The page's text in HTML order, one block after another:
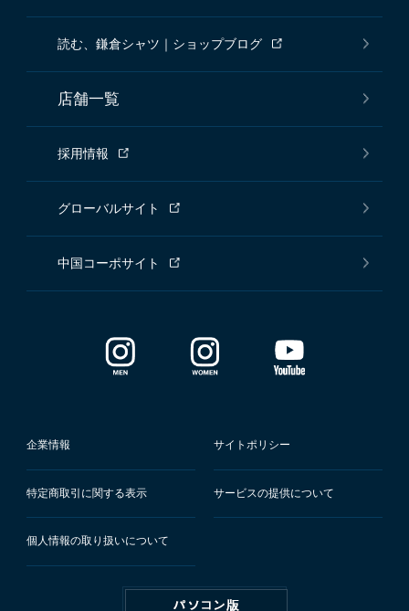
読む、鎌倉シャツ｜ショップブログ
店舗一覧
採用情報
グローバルサイト
中国コーポサイト
企業情報 サイトポリシー
特定商取引に関する表示 サービスの提供について
個人情報の取り扱いについて